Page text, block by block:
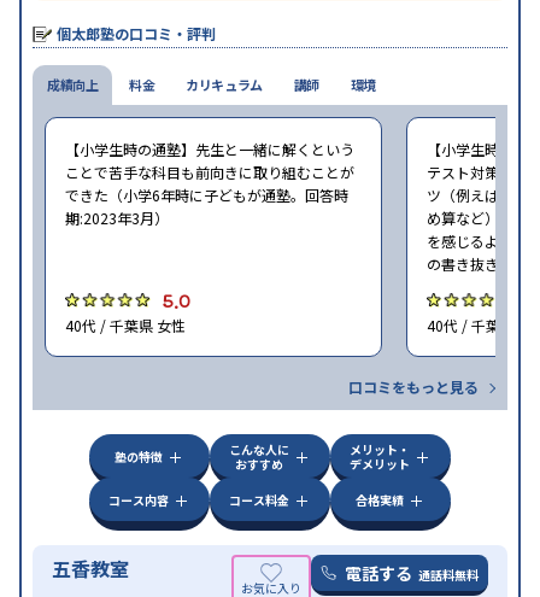
個太郎塾の口コミ・評判
成績向上
【小学生時の通塾】先生と一緒に解くという
ことで苦手な科目も前向きに取り組むことが
できた（小学6年時に子どもが通塾。回答時
期:2023年3月）
5.0
40代 / 千葉県 女性
【小学生時の通
テスト対策はし
ツ（例えば国語
め算など）を習
を感じるように
の書き抜きのコ
40代 / 千葉県 女
口コミをもっと見る
料金 カリキュラム 講師 環境
塾の特徴
こんな人に
おすすめ
メリット・
デメリット
コース内容
コース料金 合格実績
五香教室 電話する 通話料無料